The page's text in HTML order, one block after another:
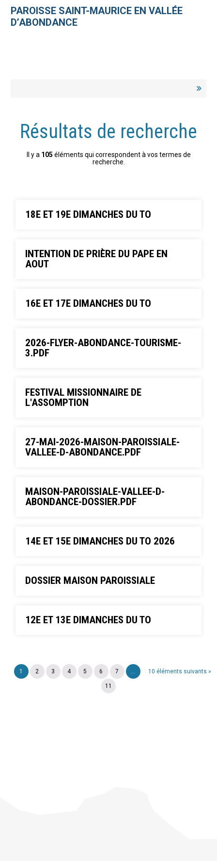
contenu.
personnelsPAROISSE SAINT-MAURICE EN VALLÉE
D’ABONDANCE
Résultats de recherche
Il y a 105 éléments qui correspondent à vos termes de
recherche.
18E ET 19E DIMANCHES DU TO
INTENTION DE PRIÈRE DU PAPE EN
AOUT
16E ET 17E DIMANCHES DU TO
2026-FLYER-ABONDANCE-TOURISME-
3.PDF
FESTIVAL MISSIONNAIRE DE
L'ASSOMPTION
27-MAI-2026-MAISON-PAROISSIALE-
VALLEE-D-ABONDANCE.PDF
MAISON-PAROISSIALE-VALLEE-D-
ABONDANCE-DOSSIER.PDF
14E ET 15E DIMANCHES DU TO 2026
DOSSIER MAISON PAROISSIALE
12E ET 13E DIMANCHES DU TO
10 éléments suivants »
1 2 3 4 5 6 7 ...
11